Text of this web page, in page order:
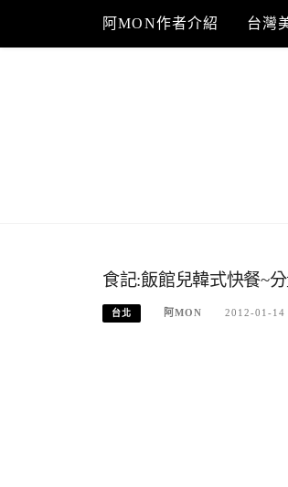
content
阿MON作者介紹 台灣
食記:飯館兒韓式快餐~
台北 阿MON 2012-01-14